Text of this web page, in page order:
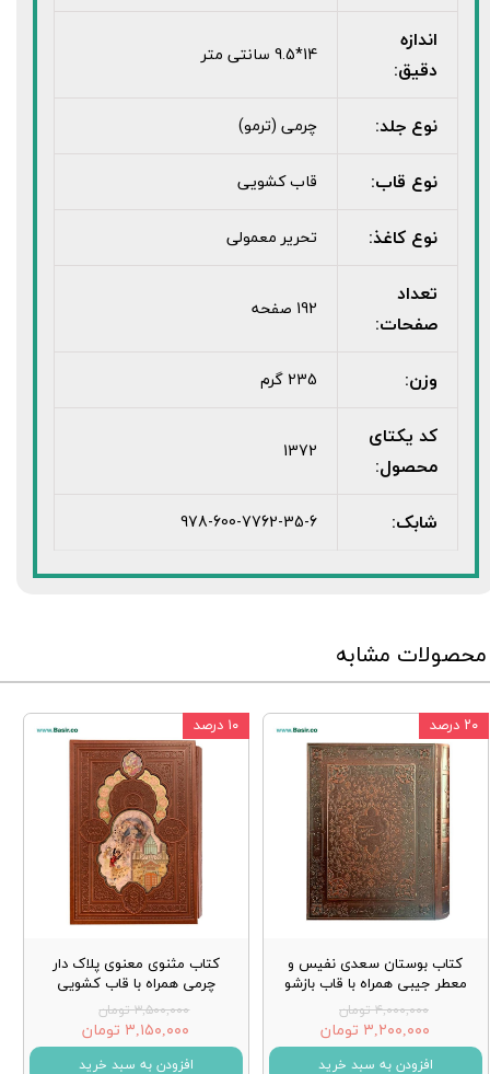
اندازه
دقیق:
14*9.5 سانتی متر
نوع جلد: چرمی (ترمو)
نوع قاب: قاب کشویی
نوع کاغذ: تحریر معمولی
تعداد
صفحات:
192 صفحه
وزن: 235 گرم
کد یکتای
محصول:
1372
شابک: 978-600-7762-35-6
محصولات مشابه
کتاب بوستان سعدی نفیس و
معطر جیبی همراه با قاب بازشو
۴,۰۰۰,۰۰۰ تومان
۳,۲۰۰,۰۰۰ تومان
افزودن به سبد خرید
۲۰ درصد
کتاب مثنوی معنوی پلاک دار
چرمی همراه با قاب کشویی
۳,۵۰۰,۰۰۰ تومان
۳,۱۵۰,۰۰۰ تومان
افزودن به سبد خرید
۱۰ درصد